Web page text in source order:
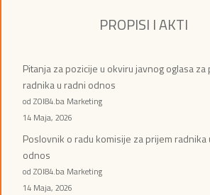
PROPISI I AKTI
Pitanja za pozicije u okviru javnog oglasa za
radnika u radni odnos
od ZOI84.ba Marketing
14 Maja, 2026
Poslovnik o radu komisije za prijem radnika
odnos
od ZOI84.ba Marketing
14 Maja, 2026